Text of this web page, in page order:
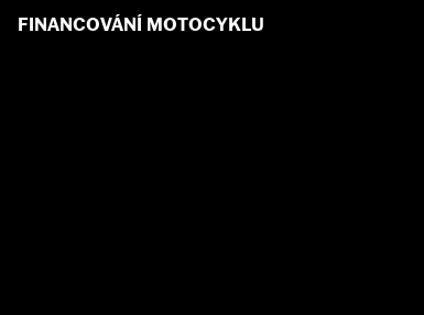
FINANCOVÁNÍ MOTOCYKLU